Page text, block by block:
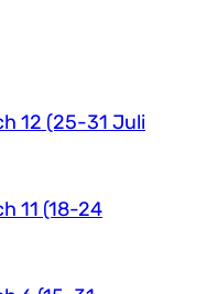
12 (25-31 Juli
11 (18-24